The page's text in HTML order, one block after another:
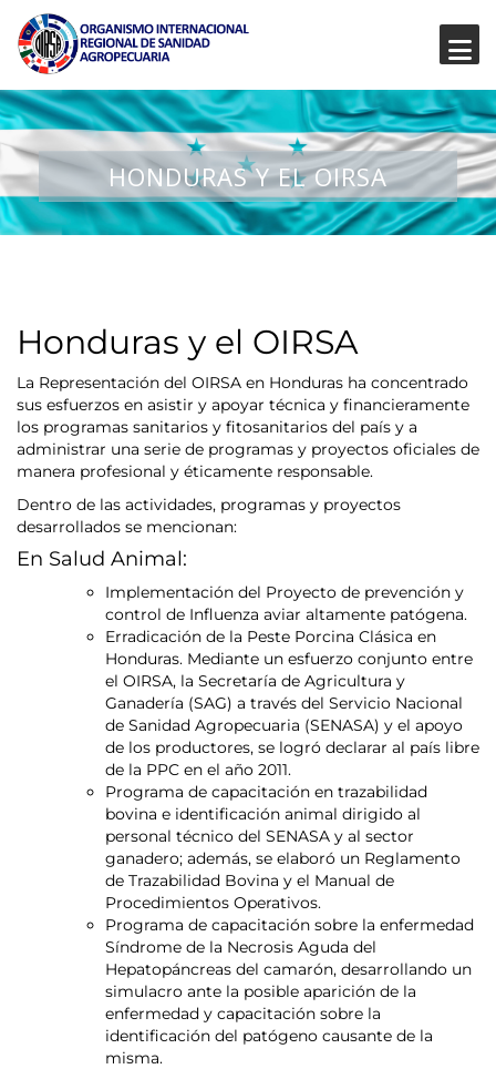
HONDURAS Y EL OIRSA
Honduras y el OIRSA
La Representación del OIRSA en Honduras ha concentrado
sus esfuerzos en asistir y apoyar técnica y financieramente
los programas sanitarios y fitosanitarios del país y a
administrar una serie de programas y proyectos oficiales de
manera profesional y éticamente responsable.
Dentro de las actividades, programas y proyectos
desarrollados se mencionan:
En Salud Animal:
Implementación del Proyecto de prevención y
control de Influenza aviar altamente patógena.
Erradicación de la Peste Porcina Clásica en
Honduras. Mediante un esfuerzo conjunto entre
el OIRSA, la Secretaría de Agricultura y
Ganadería (SAG) a través del Servicio Nacional
de Sanidad Agropecuaria (SENASA) y el apoyo
de los productores, se logró declarar al país libre
de la PPC en el año 2011.
Programa de capacitación en trazabilidad
bovina e identificación animal dirigido al
personal técnico del SENASA y al sector
ganadero; además, se elaboró un Reglamento
de Trazabilidad Bovina y el Manual de
Procedimientos Operativos.
Programa de capacitación sobre la enfermedad
Síndrome de la Necrosis Aguda del
Hepatopáncreas del camarón, desarrollando un
simulacro ante la posible aparición de la
enfermedad y capacitación sobre la
identificación del patógeno causante de la
misma.